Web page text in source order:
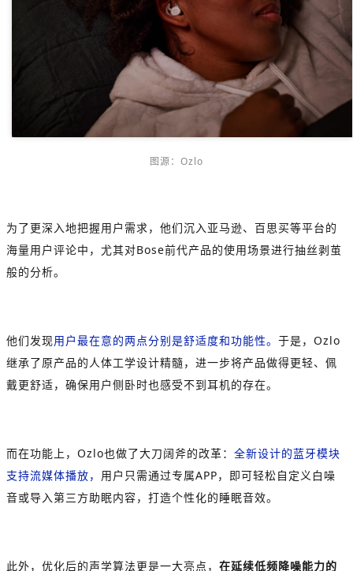
图源：Ozlo
为了更深入地把握用户需求，他们沉入亚马逊、百思买等平台的
海量用户评论中，尤其对Bose前代产品的使用场景进行抽丝剥茧
般的分析。
他们发现用户最在意的两点分别是舒适度和功能性。 于是，Ozlo
继承了原产品的人体工学设计精髓，进一步将产品做得更轻、佩
戴更舒适，确保用户侧卧时也感受不到耳机的存在。
而在功能上，Ozlo也做了大刀阔斧的改革： 全新设计的蓝牙模块
支持流媒体播放， 用户只需通过专属APP，即可轻松自定义白噪
音或导入第三方助眠内容，打造个性化的睡眠音效。
此外，优化后的声学算法更是一大亮点， 在延续低频降噪能力的